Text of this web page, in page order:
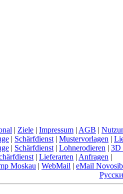
| Ziele | Impressum | AGB |
| Schärfdienst | Mustervorlagen |
| Schärfdienst | Lohnerodieren | 3D
| Lieferarten | Anfragen |
Moskau | WebMail | eMail